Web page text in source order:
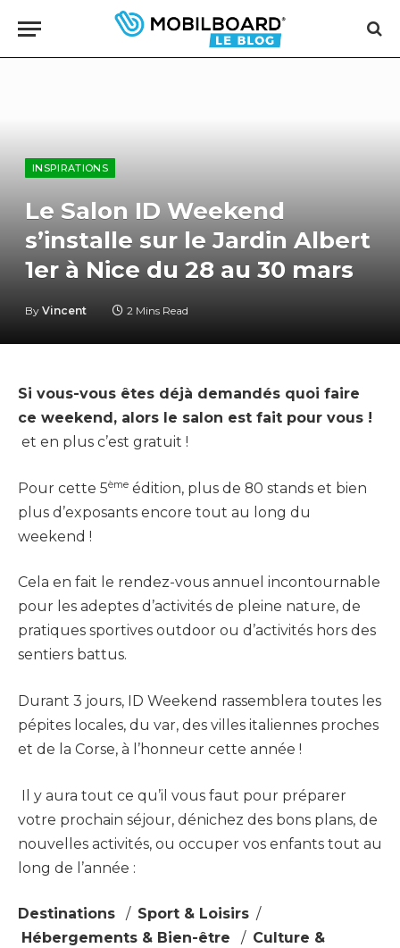
INSPIRATIONS
Le Salon ID Weekend
s’installe sur le Jardin Albert
1er à Nice du 28 au 30 mars
By Vincent 2 Mins Read
Si vous-vous êtes déjà demandés quoi faire
ce weekend, alors le salon est fait pour vous !
et en plus c’est gratuit !
Pour cette 5ème édition, plus de 80 stands et bien
plus d’exposants encore tout au long du
weekend !
Cela en fait le rendez-vous annuel incontournable
pour les adeptes d’activités de pleine nature, de
pratiques sportives outdoor ou d’activités hors des
sentiers battus.
Durant 3 jours, ID Weekend rassemblera toutes les
pépites locales, du var, des villes italiennes proches
et de la Corse, à l’honneur cette année !
Il y aura tout ce qu’il vous faut pour préparer
votre prochain séjour, dénichez des bons plans, de
nouvelles activités, ou occuper vos enfants tout au
long de l’année :
Destinations / Sport & Loisirs /
Hébergements & Bien-être / Culture &